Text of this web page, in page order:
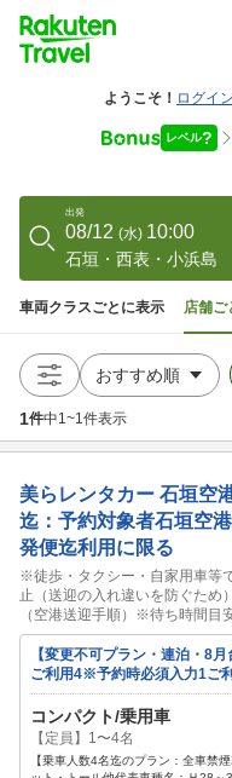
出発
08/12 (水) 10:00
石垣・西表・小浜島
車両クラスごとに表示 店舗ご
1件中1~1件表示
美らレンタカー 石垣空
迄：予約対象者石垣空
発便迄利用に限る
※徒歩・タクシー・自家用車等
止（送迎の入れ違いを防ぐため
（空港送迎手順）※待ち時間
後、必ず荷物を受取・トイレを
下さい ※到着の時刻・場所を
ちください2営業所で手続・貸
4営業所に返却5空港へ送迎
【変更不可プラン・連泊・8
ご利用4※予約時必須入力1ご
コンパクト/乗用車
【定員】1〜4名
【乗車人数4名迄のプラン：全車禁